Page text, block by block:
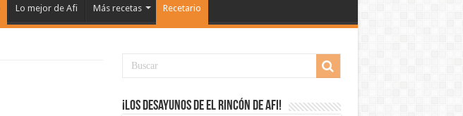
Lo mejor de Afi Más recetas Recetario
¡Los desayunos de El Rincón de Afi!